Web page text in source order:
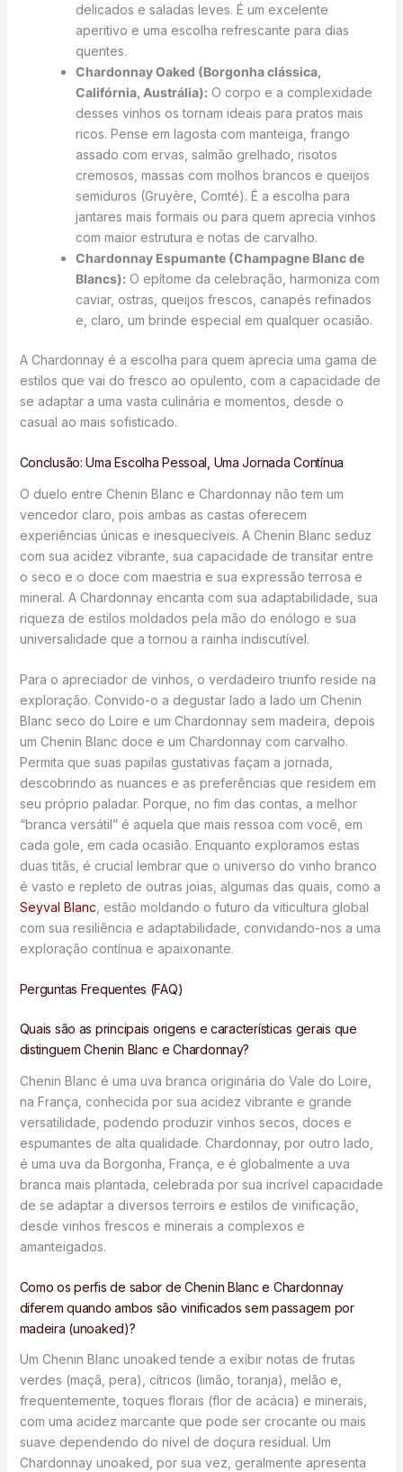
delicados e saladas leves. É um excelente
aperitivo e uma escolha refrescante para dias
quentes.
Chardonnay Oaked (Borgonha clássica,
Califórnia, Austrália):O corpo e a complexidade
desses vinhos os tornam ideais para pratos mais
ricos. Pense em lagosta com manteiga, frango
assado com ervas, salmão grelhado, risotos
cremosos, massas com molhos brancos e queijos
semiduros (Gruyère, Comté). É a escolha para
jantares mais formais ou para quem aprecia vinhos
com maior estrutura e notas de carvalho.
Chardonnay Espumante (Champagne Blanc de
Blancs):O epítome da celebração, harmoniza com
caviar, ostras, queijos frescos, canapés refinados
e, claro, um brinde especial em qualquer ocasião.
A Chardonnay é a escolha para quem aprecia uma gama de
estilos que vai do fresco ao opulento, com a capacidade de
se adaptar a uma vasta culinária e momentos, desde o
casual ao mais sofisticado.
Conclusão: Uma Escolha Pessoal, Uma Jornada Contínua
O duelo entre Chenin Blanc e Chardonnay não tem um
vencedor claro, pois ambas as castas oferecem
experiências únicas e inesquecíveis. A Chenin Blanc seduz
com sua acidez vibrante, sua capacidade de transitar entre
o seco e o doce com maestria e sua expressão terrosa e
mineral. A Chardonnay encanta com sua adaptabilidade, sua
riqueza de estilos moldados pela mão do enólogo e sua
universalidade que a tornou a rainha indiscutível.
Para o apreciador de vinhos, o verdadeiro triunfo reside na
exploração. Convido-o a degustar lado a lado um Chenin
Blanc seco do Loire e um Chardonnay sem madeira, depois
um Chenin Blanc doce e um Chardonnay com carvalho.
Permita que suas papilas gustativas façam a jornada,
descobrindo as nuances e as preferências que residem em
seu próprio paladar. Porque, no fim das contas, a melhor
“branca versátil” é aquela que mais ressoa com você, em
cada gole, em cada ocasião. Enquanto exploramos estas
duas titãs, é crucial lembrar que o universo do vinho branco
é vasto e repleto de outras joias, algumas das quais, como a
Seyval Blanc , estão moldando o futuro da viticultura global
com sua resiliência e adaptabilidade, convidando-nos a uma
exploração contínua e apaixonante.
Perguntas Frequentes (FAQ)
Quais são as principais origens e características gerais que
distinguem Chenin Blanc e Chardonnay?
Chenin Blanc é uma uva branca originária do Vale do Loire,
na França, conhecida por sua acidez vibrante e grande
versatilidade, podendo produzir vinhos secos, doces e
espumantes de alta qualidade. Chardonnay, por outro lado,
é uma uva da Borgonha, França, e é globalmente a uva
branca mais plantada, celebrada por sua incrível capacidade
de se adaptar a diversos terroirs e estilos de vinificação,
desde vinhos frescos e minerais a complexos e
amanteigados.
Como os perfis de sabor de Chenin Blanc e Chardonnay
diferem quando ambos são vinificados sem passagem por
madeira (unoaked)?
Um Chenin Blanc unoaked tende a exibir notas de frutas
verdes (maçã, pera), cítricos (limão, toranja), melão e,
frequentemente, toques florais (flor de acácia) e minerais,
com uma acidez marcante que pode ser crocante ou mais
suave dependendo do nível de doçura residual. Um
Chardonnay unoaked, por sua vez, geralmente apresenta